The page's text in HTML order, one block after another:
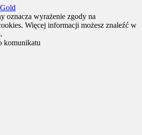
oznacza wyrażenie zgody na
Więcej informacji możesz znaleźć w
komunikatu